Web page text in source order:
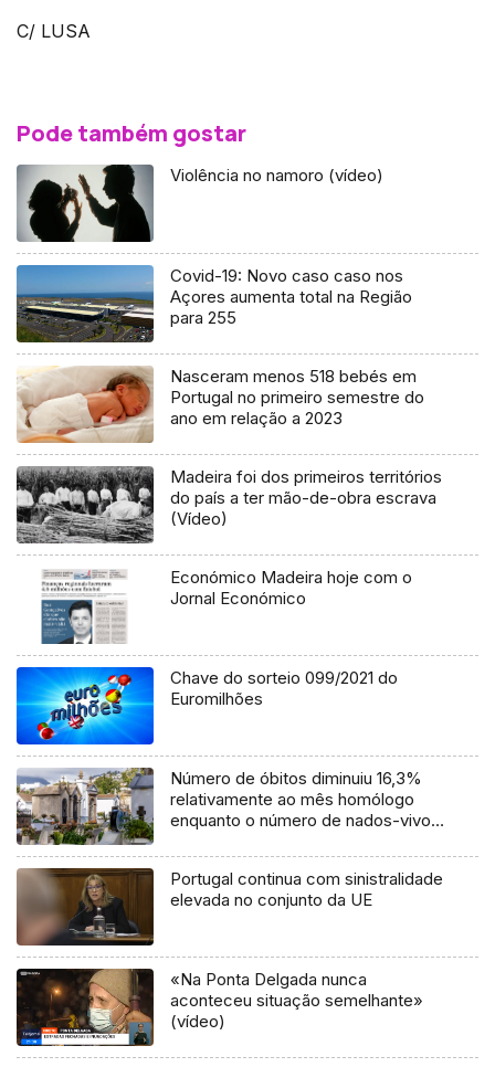
C/ LUSA
Pode também gostar
Violência no namoro (vídeo)
Covid-19: Novo caso caso nos
Açores aumenta total na Região
para 255
Nasceram menos 518 bebés em
Portugal no primeiro semestre do
ano em relação a 2023
Madeira foi dos primeiros territórios
do país a ter mão-de-obra escrava
(Vídeo)
Económico Madeira hoje com o
Jornal Económico
Chave do sorteio 099/2021 do
Euromilhões
Número de óbitos diminuiu 16,3%
relativamente ao mês homólogo
enquanto o número de nados-vivos
Portugal continua com sinistralidade
elevada no conjunto da UE
«Na Ponta Delgada nunca
aconteceu situação semelhante»
(vídeo)